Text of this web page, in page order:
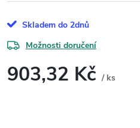
Skladem do 2dnů
Možnosti doručení
903,32 Kč / ks